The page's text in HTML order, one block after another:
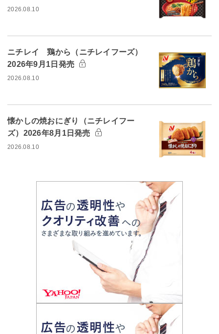
2026.08.10
ニチレイ 鶏から（ニチレイフーズ）
2026年9月1日発売
2026.08.10
懐かしの焼おにぎり（ニチレイフー
ズ）2026年8月1日発売
2026.08.10